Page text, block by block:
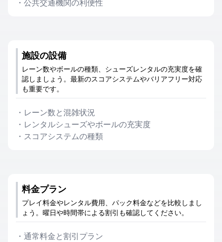
・ 公共交通機関の利便性
施設の設備
レーン数やボールの種類、シューズレンタルの充実度を確
認しましょう。最新のスコアシステムやバリアフリー対応
も重要です。
・ レーン数と混雑状況
・ レンタルシューズやボールの充実度
・ スコアシステムの種類
料金プラン
プレイ料金やレンタル費用、パック料金などを比較しまし
ょう。曜日や時間帯による割引も確認してください。
・ 通常料金と割引プラン